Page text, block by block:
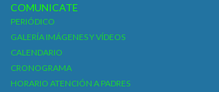
COMUNICATE
PERIÓDICO
GALERÍA IMÁGENES Y VÍDEOS
CALENDARIO
CRONOGRAMA
HORARIO ATENCIÓN A PADRES